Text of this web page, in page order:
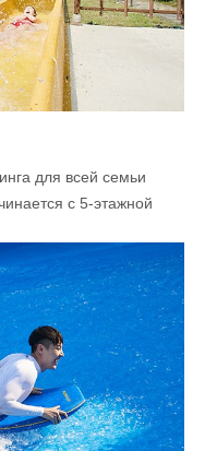
для всей семьи
с 5-этажной